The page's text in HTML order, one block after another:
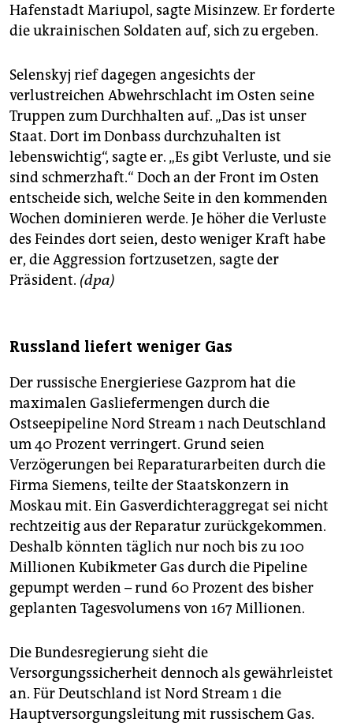
Hafenstadt Mariupol, sagte Misinzew. Er forderte
die ukrainischen Soldaten auf, sich zu ergeben.
Selenskyj rief dagegen angesichts der
verlustreichen Abwehrschlacht im Osten seine
Truppen zum Durchhalten auf. „Das ist unser
Staat. Dort im Donbass durchzuhalten ist
lebenswichtig“, sagte er. „Es gibt Verluste, und sie
sind schmerzhaft.“ Doch an der Front im Osten
entscheide sich, welche Seite in den kommenden
Wochen dominieren werde. Je höher die Verluste
des Feindes dort seien, desto weniger Kraft habe
er, die Aggression fortzusetzen, sagte der
Präsident. (dpa)
Russland liefert weniger Gas
Der russische Energieriese Gazprom hat die
maximalen Gasliefermengen durch die
Ostseepipeline Nord Stream 1 nach Deutschland
um 40 Prozent verringert. Grund seien
Verzögerungen bei Reparaturarbeiten durch die
Firma Siemens, teilte der Staatskonzern in
Moskau mit. Ein Gasverdichteraggregat sei nicht
rechtzeitig aus der Reparatur zurückgekommen.
Deshalb könnten täglich nur noch bis zu 100
Millionen Kubikmeter Gas durch die Pipeline
gepumpt werden – rund 60 Prozent des bisher
geplanten Tagesvolumens von 167 Millionen.
Die Bundesregierung sieht die
Versorgungssicherheit dennoch als gewährleistet
an. Für Deutschland ist Nord Stream 1 die
Hauptversorgungsleitung mit russischem Gas.